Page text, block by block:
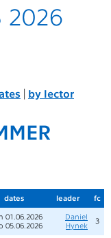
2026
| by lector
dates leader fc
01.06.2026
05.06.2026
Daniel
Hynek
3